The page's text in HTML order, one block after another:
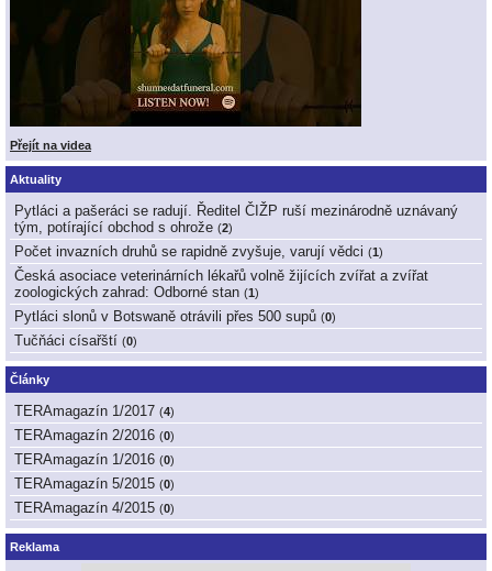
Přejít na videa
Aktuality
Pytláci a pašeráci se radují. Ředitel ČIŽP ruší mezinárodně uznávaný
tým, potírající obchod s ohrože (2)
Počet invazních druhů se rapidně zvyšuje, varují vědci (1 )
Česká asociace veterinárních lékařů volně žijících zvířat a zvířat
zoologických zahrad: Odborné stan (1 )
Pytláci slonů v Botswaně otrávili přes 500 supů (0)
Tučňáci císařští (0)
Články
TERAmagazín 1/2017 (4)
TERAmagazín 2/2016 (0)
TERAmagazín 1/2016 (0)
TERAmagazín 5/2015 (0)
TERAmagazín 4/2015 (0)
Reklama